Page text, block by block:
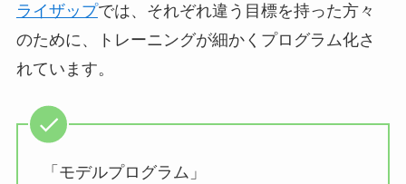
ライザップでは、それぞれ違う目標を持った方々
のために、トレーニングが細かくプログラム化さ
れています。
「モデルプログラム」